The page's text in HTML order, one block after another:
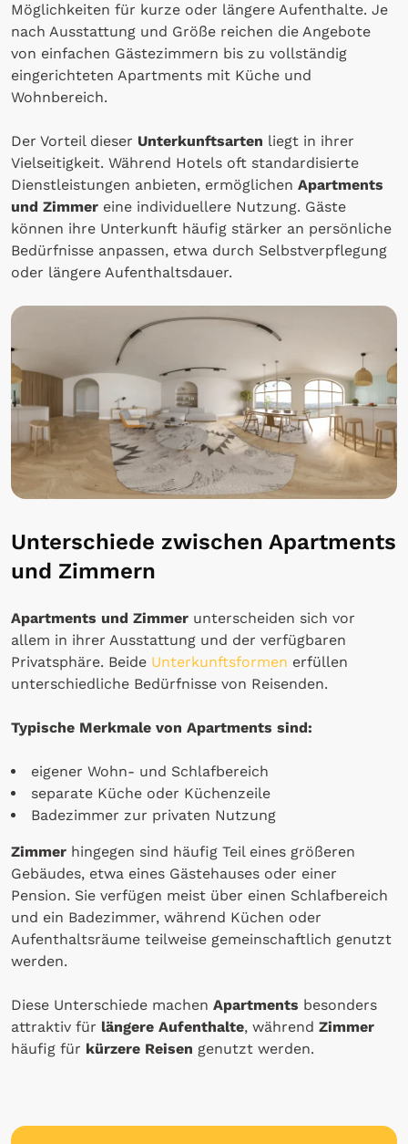
Möglichkeiten für kurze oder längere Aufenthalte. Je
nach Ausstattung und Größe reichen die Angebote
von einfachen Gästezimmern bis zu vollständig
eingerichteten Apartments mit Küche und
Wohnbereich.
Der Vorteil dieser Unterkunftsarten liegt in ihrer
Vielseitigkeit. Während Hotels oft standardisierte
Dienstleistungen anbieten, ermöglichen Apartments
und Zimmer eine individuellere Nutzung. Gäste
können ihre Unterkunft häufig stärker an persönliche
Bedürfnisse anpassen, etwa durch Selbstverpflegung
oder längere Aufenthaltsdauer.
Unterschiede zwischen Apartments
und Zimmern
Apartments und Zimmer unterscheiden sich vor
allem in ihrer Ausstattung und der verfügbaren
Privatsphäre. Beide Unterkunftsformen erfüllen
unterschiedliche Bedürfnisse von Reisenden.
Typische Merkmale von Apartments sind:
eigener Wohn- und Schlafbereich
separate Küche oder Küchenzeile
Badezimmer zur privaten Nutzung
Zimmer hingegen sind häufig Teil eines größeren
Gebäudes, etwa eines Gästehauses oder einer
Pension. Sie verfügen meist über einen Schlafbereich
und ein Badezimmer, während Küchen oder
Aufenthaltsräume teilweise gemeinschaftlich genutzt
werden.
Diese Unterschiede machen Apartments besonders
attraktiv für längere Aufenthalte, während Zimmer
häufig für kürzere Reisen genutzt werden.